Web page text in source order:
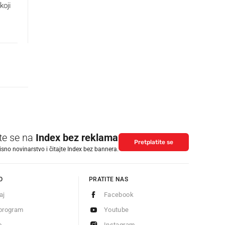
se na Index bez reklama
novinarstvo i čitajte Index bez bannera.
Pretplatite se
PRATITE NAS
Facebook
Youtube